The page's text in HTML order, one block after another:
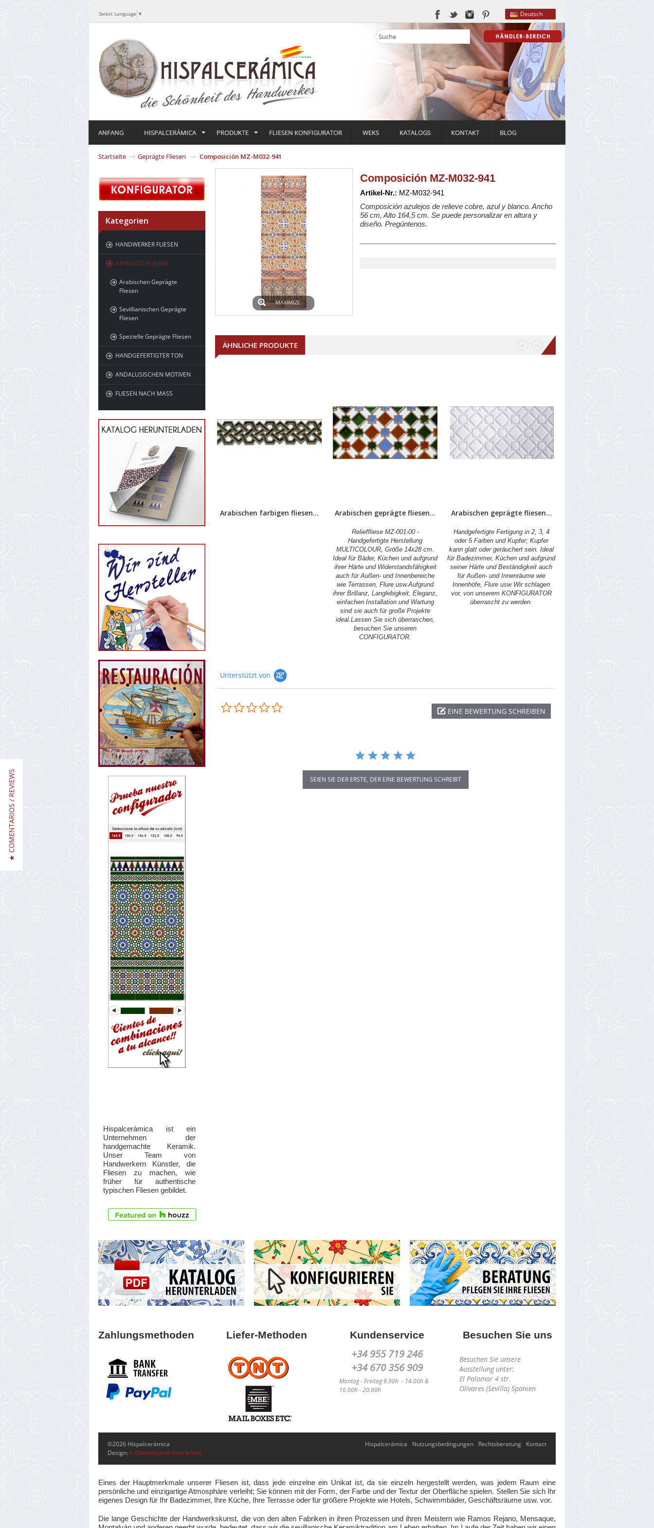
Deutsch
Select Language ▼
ANFANG HISPALCERÁMICA PRODUKTE FLIESEN KONFIGURATOR WEKS KATALOGS KONTAKT BLOG
Startseite Geprägte Fliesen Composición MZ-M032-941
Kategorien
HANDWERKER FLIESEN
GEPRÄGTE FLIESEN
Arabischen Geprägte
Fliesen
Sevillianischen Geprägte
Fliesen
Spezielle Geprägte Fliesen
HANDGEFERTIGTER TON
ANDALUSISCHEN MOTIVEN
FLIESEN NACH MASS
Hispalcerámica ist ein
Unternehmen der
handgemachte Keramik.
Unser Team von
Handwerkern Künstler, die
Fliesen zu machen, wie
früher für authentische
typischen Fliesen gebildet.
MAXIMIZE
Composición MZ-M032-941
Artikel-Nr.: MZ-M032-941
Composición azulejos de relieve cobre, azul y blanco. Ancho
56 cm, Alto 164,5 cm. Se puede personalizar en altura y
diseño. Pregúntenos.
ÄHNLICHE PRODUKTE
Arabischen farbigen fliesen... Arabischen geprägte fliesen...
Relieffliese MZ-001-00 -
Handgefertigte Herstellung
MULTICOLOUR, Größe 14x28 cm.
Ideal für Bäder, Küchen und aufgrund
ihrer Härte und Widerstandsfähigkeit
auch für Außen- und Innenbereiche
wie Terrassen, Flure usw.Aufgrund
ihrer Brillanz, Langlebigkeit, Eleganz,
einfachen Installation und Wartung
sind sie auch für große Projekte
ideal.Lassen Sie sich überraschen,
besuchen Sie unseren
CONFIGURATOR.
Arabischen geprägte fliesen...
Handgefertigte Fertigung in 2, 3, 4
oder 5 Farben und Kupfer; Kupfer
kann glatt oder geräuchert sein. Ideal
für Badezimmer, Küchen und aufgrund
seiner Härte und Beständigkeit auch
für Außen- und Innenräume wie
Innenhöfe, Flure usw Wir schlagen
vor, von unserem KONFIGURATOR
überrascht zu werden.
Unterstützt von
EINE BEWERTUNG SCHREIBEN
SEIEN SIE DER ERSTE, DER EINE BEWERTUNG SCHREIBT
Zahlungsmethoden Liefer-Methoden Kundenservice
+34 955 719 246
+34 670 356 909
Montag -Freitag9.00h - 14.00h &
16.00h - 20.00h
Besuchen Sie uns
Besuchen Sie unsere
Ausstellung unter:
El Palomar 4 str.
Olivares (Sevilla) Spanien
©2026 Hispalcerámica
Design: E-Comunicarte Interactiva
Hispalcerámica Nutzungsbedingungen Rechtsberatung Kontact
Eines der Hauptmerkmale unserer Fliesen ist, dass jede einzelne ein Unikat ist, da sie einzeln hergestellt werden, was jedem Raum eine
persönliche und einzigartige Atmosphäre verleiht; Sie können mit der Form, der Farbe und der Textur der Oberfläche spielen. Stellen Sie sich Ihr
eigenes Design für Ihr Badezimmer, Ihre Küche, Ihre Terrasse oder für größere Projekte wie Hotels, Schwimmbäder, Geschäftsräume usw. vor.
Die lange Geschichte der Handwerkskunst, die von den alten Fabriken in ihren Prozessen und ihren Meistern wie Ramos Rejano, Mensaque,
★ COMENTARIOS / REVIEWS